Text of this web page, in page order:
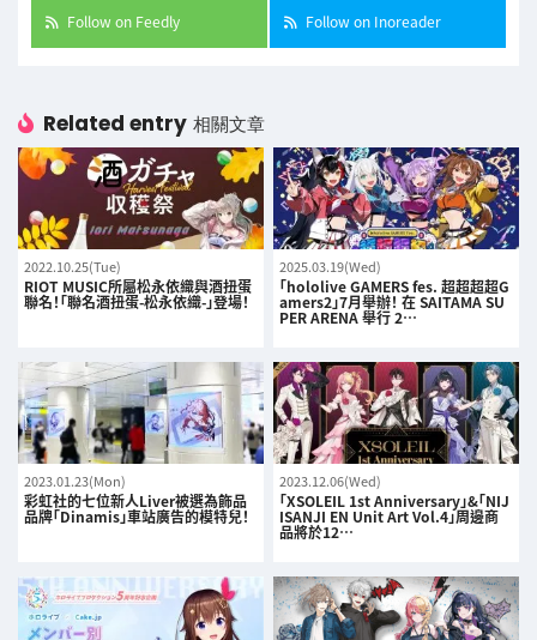
Follow on Feedly Follow on Inoreader
Related entry 相關文章
2022.10.25(Tue)
RIOT MUSIC所屬松永依織與酒扭蛋
聯名！「聯名酒扭蛋-松永依織-」登場！
2025.03.19(Wed)
「hololive GAMERS fes. 超超超超G
amers2」7月舉辦！ 在 SAITAMA SU
PER ARENA 舉行 2…
2023.01.23(Mon)
彩虹社的七位新人Liver被選為飾品
品牌「Dinamis」車站廣告的模特兒！
2023.12.06(Wed)
「XSOLEIL 1st Anniversary」&「NIJ
ISANJI EN Unit Art Vol.4」周邊商
品將於12…